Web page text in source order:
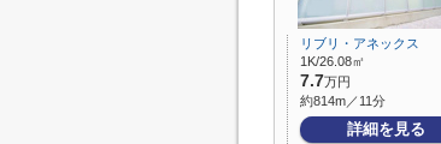
リブリ・アネックス
1K/26.08㎡
7.7万円
約814m／11分
詳細を見る